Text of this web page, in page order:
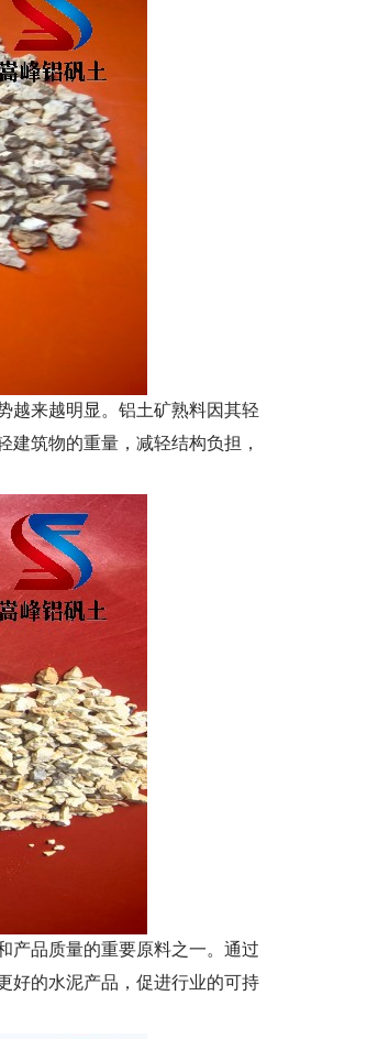
越来越明显。铝土矿熟料因其轻
筑物的重量，减轻结构负担，
产品质量的重要原料之一。通过
好的水泥产品，促进行业的可持